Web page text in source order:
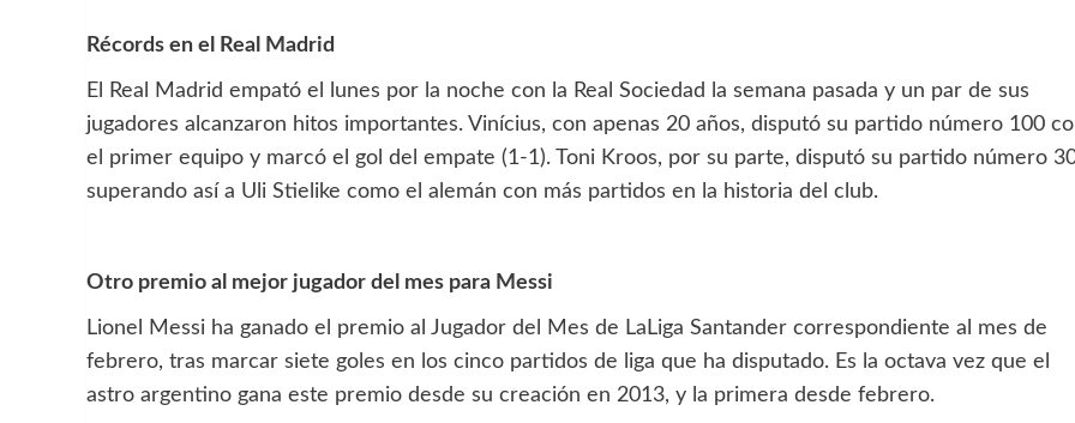
Récords en el Real Madrid
El Real Madrid empató el lunes por la noche con la Real Sociedad la semana pasada y un par de sus
jugadores alcanzaron hitos importantes. Vinícius, con apenas 20 años, disputó su partido número 100
el primer equipo y marcó el gol del empate (1-1). Toni Kroos, por su parte, disputó su partido número
superando así a Uli Stielike como el alemán con más partidos en la historia del club.
Otro premio al mejor jugador del mes para Messi
Lionel Messi ha ganado el premio al Jugador del Mes de LaLiga Santander correspondiente al mes de
febrero, tras marcar siete goles en los cinco partidos de liga que ha disputado. Es la octava vez que el
astro argentino gana este premio desde su creación en 2013, y la primera desde febrero.